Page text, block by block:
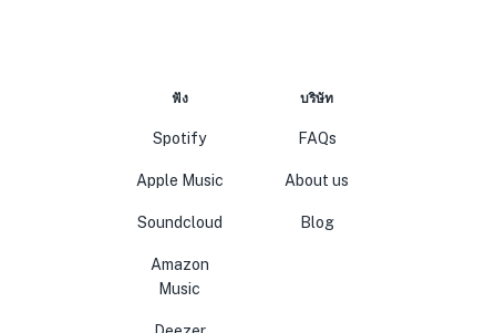
ฟัง
Spotify
Apple Music
Soundcloud
Amazon
Music
บริษัท
FAQs
About us
Blog